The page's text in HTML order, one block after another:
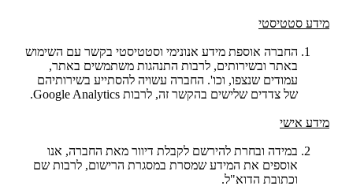
מידע סטטיסטי
החברה אוספת מידע אנונימי וסטטיסטי בקשר עם השימוש
באתר ובשירותים, לרבות התנהגות משתמשים באתר,
עמודים שנצפו, וכו'. החברה עשויה להסתייע בשירותיהם
של צדדים שלישים בהקשר זה, לרבות Google Analytics.
מידע אישי
במידה ובחרת להירשם לקבלת דיוור מאת החברה, אנו
אוספים את המידע שמסרת במסגרת הרישום, לרבות שם
וכתובת הדוא"ל.